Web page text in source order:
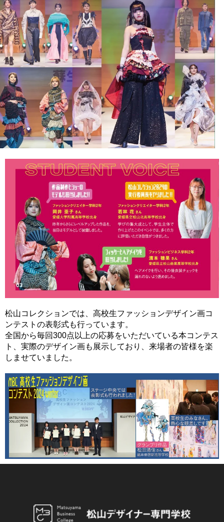
松山コレクションでは、高校生ファッションデザイン画コ
ンテストの表彰式も行っています。
全国から毎回300点以上の応募をいただいている本コンテス
ト、実際のデザイン画も展示しており、来場者の皆様を楽
しませていました。